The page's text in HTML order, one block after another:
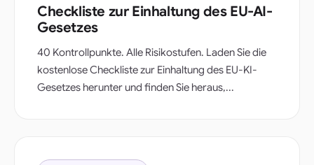
Checkliste zur Einhaltung des EU-AI-
Gesetzes
40 Kontrollpunkte. Alle Risikostufen. Laden Sie die
kostenlose Checkliste zur Einhaltung des EU-KI-
Gesetzes herunter und finden Sie heraus,...